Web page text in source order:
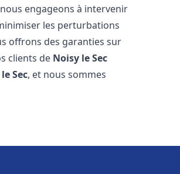
engageons à intervenir
les perturbations
offrons des garanties sur
clients de Noisy le Sec
Sec, et nous sommes